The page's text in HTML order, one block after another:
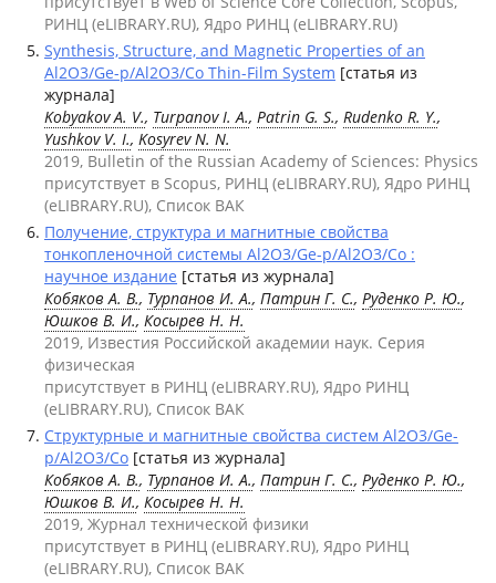
РИНЦ (eLIBRARY.RU), Ядро РИНЦ (eLIBRARY.RU)
Synthesis, Structure, and Magnetic Properties of an
Al2O3/Ge-p/Al2O3/Co Thin-Film System [статья из
журнала]
Kobyakov A. V., Turpanov I. A., Patrin G. S., Rudenko R. Y.,
Yushkov V. I., Kosyrev N. N.
2019, Bulletin of the Russian Academy of Sciences: Physics
присутствует в Scopus, РИНЦ (eLIBRARY.RU), Ядро РИНЦ
(eLIBRARY.RU), Список ВАК
Получение, структура и магнитные свойства
тонкопленочной системы Al2O3/Ge-p/Al2O3/Co :
научное издание [статья из журнала]
Кобяков А. В., Турпанов И. А., Патрин Г. С., Руденко Р. Ю.,
Юшков В. И., Косырев Н. Н.
2019, Известия Российской академии наук. Серия
физическая
присутствует в РИНЦ (eLIBRARY.RU), Ядро РИНЦ
(eLIBRARY.RU), Список ВАК
Структурные и магнитные свойства систем Al2O3/Ge-
p/Al2O3/Co [статья из журнала]
Кобяков А. В., Турпанов И. А., Патрин Г. С., Руденко Р. Ю.,
Юшков В. И., Косырев Н. Н.
2019, Журнал технической физики
присутствует в РИНЦ (eLIBRARY.RU), Ядро РИНЦ
(eLIBRARY.RU), Список ВАК